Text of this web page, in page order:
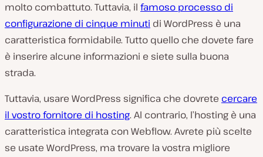
molto combattuto. Tuttavia, il famoso processo di
configurazione di cinque minuti di WordPress è una
caratteristica formidabile. Tutto quello che dovete fare
è inserire alcune informazioni e siete sulla buona
strada.
Tuttavia, usare WordPress significa che dovrete cercare
il vostro fornitore di hosting. Al contrario, l’hosting è una
caratteristica integrata con Webflow. Avrete più scelte
se usate WordPress, ma trovare la vostra migliore